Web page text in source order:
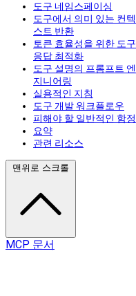
도구 네임스페이싱
도구에서 의미 있는 컨텍
스트 반환
토큰 효율성을 위한 도구
응답 최적화
도구 설명의 프롬프트 엔
지니어링
실용적인 지침
도구 개발 워크플로우
피해야 할 일반적인 함정
요약
관련 리소스
맨위로 스크롤
MCP 문서